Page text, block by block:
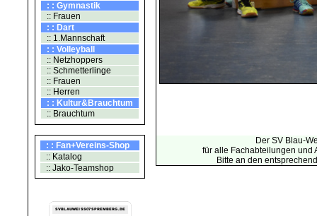
: : Gymnastik
:: Frauen
: : Dart
:: 1.Mannschaft
: : Volleyball
:: Netzhoppers
:: Schmetterlinge
:: Frauen
:: Herren
: : Kultur&Brauchtum
:: Brauchtum
: : Fan+Vereins-Shop
:: Katalog
:: Jako-Teamshop
Der SV Blau-
für alle Fachabteilungen und
Bitte an den